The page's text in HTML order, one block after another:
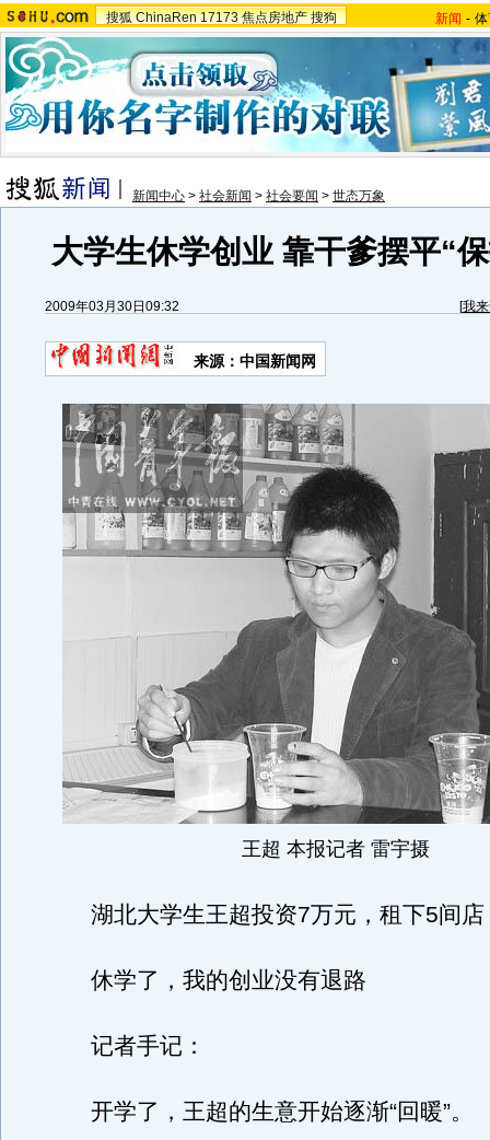
搜狐 ChinaRen 17173 焦点房地产 搜狗 新闻 -
新闻中心 > 社会新闻 > 社会要闻 > 世态万象
大学生休学创业 靠干爹摆平“
2009年03月30日09:32 [我
来源：中国新闻网
王超 本报记者 雷宇摄
湖北大学生王超投资7万元，租下5间店
休学了，我的创业没有退路
记者手记：
开学了，王超的生意开始逐渐“回暖”。